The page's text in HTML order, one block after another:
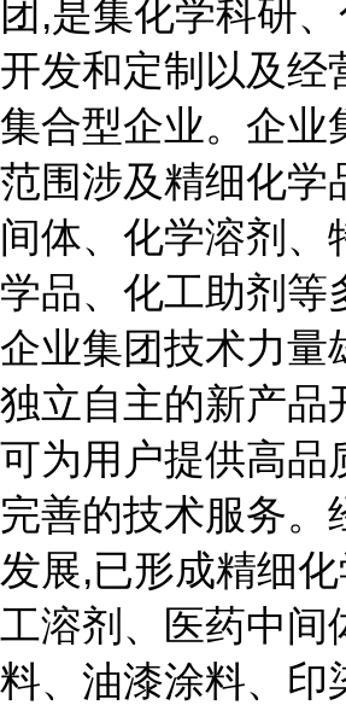
团,是集化学科研
开发和定制以及经
集合型企业。企业
范围涉及精细化学
间体、化学溶剂、
学品、化工助剂等
企业集团技术力量
独立自主的新产品
可为用户提供高品
完善的技术服务。
发展,已形成精细
工溶剂、医药中间
料、油漆涂料、印